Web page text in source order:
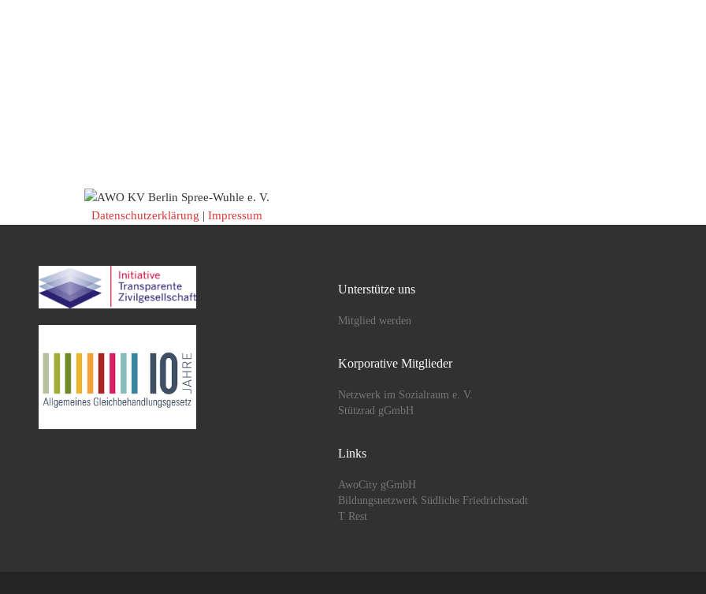
Datenschutzerklärung | Impressum
Unterstütze uns
Mitglied werden
Korporative Mitglieder
Netzwerk im Sozialraum e. V.
Stützrad gGmbH
Links
AwoCity gGmbH
Bildungsnetzwerk Südliche Friedrichsstadt
T Rest